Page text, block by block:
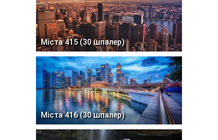
Міста 415 (30 шпалер)
Міста 416 (30 шпалер)